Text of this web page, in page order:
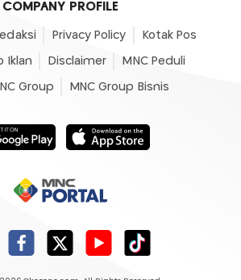
COMPANY PROFILE
Privacy Policy Kotak Pos
Iklan Disclaimer MNC Peduli
Group MNC Group Bisnis